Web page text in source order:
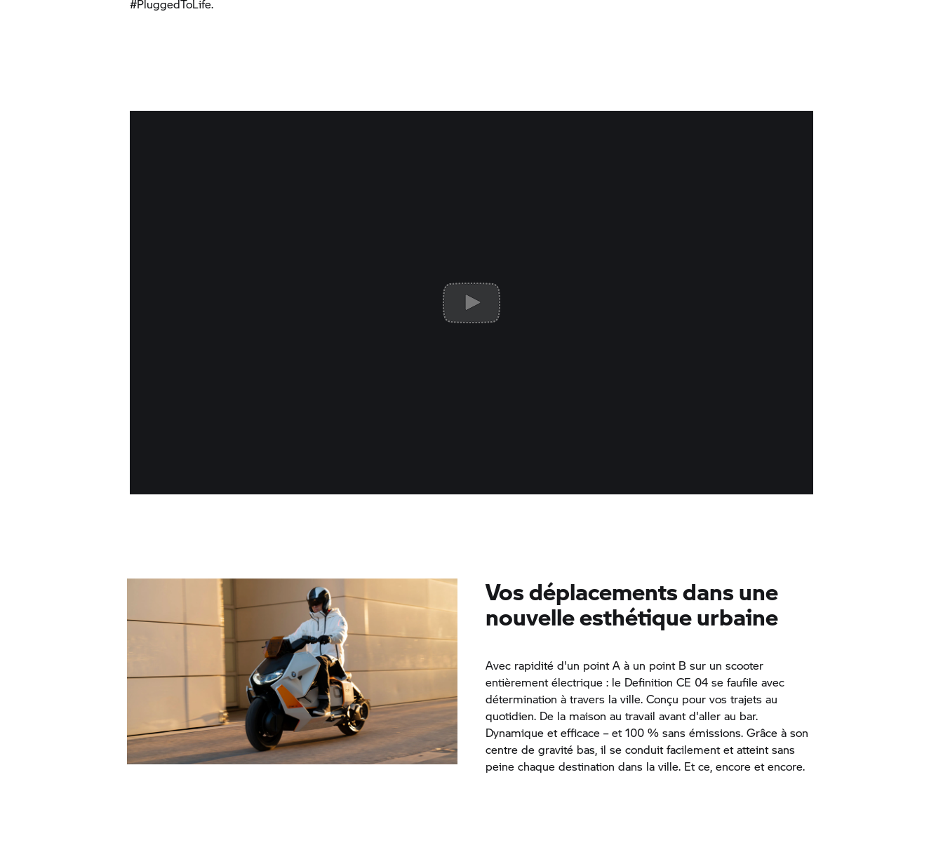
#PluggedToLife.
Vos déplacements dans une
nouvelle esthétique urbaine
Avec rapidité d'un point A à un point B sur un scooter
entièrement électrique : le Definition CE 04 se faufile avec
détermination à travers la ville. Conçu pour vos trajets au
quotidien. De la maison au travail avant d'aller au bar.
Dynamique et efficace – et 100 % sans émissions. Grâce à son
centre de gravité bas, il se conduit facilement et atteint sans
peine chaque destination dans la ville. Et ce, encore et encore.